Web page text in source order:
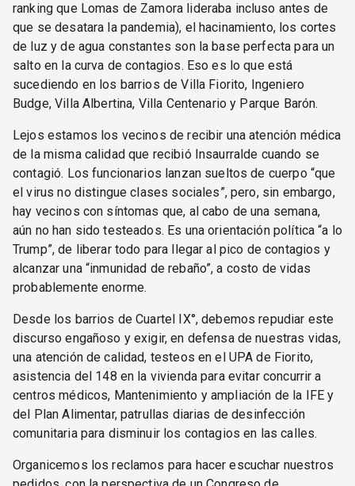
ranking que Lomas de Zamora lideraba incluso antes de
que se desatara la pandemia), el hacinamiento, los cortes
de luz y de agua constantes son la base perfecta para un
salto en la curva de contagios. Eso es lo que está
sucediendo en los barrios de Villa Fiorito, Ingeniero
Budge, Villa Albertina, Villa Centenario y Parque Barón.
Lejos estamos los vecinos de recibir una atención médica
de la misma calidad que recibió Insaurralde cuando se
contagió. Los funcionarios lanzan sueltos de cuerpo “que
el virus no distingue clases sociales”, pero, sin embargo,
hay vecinos con síntomas que, al cabo de una semana,
aún no han sido testeados. Es una orientación política “a lo
Trump”, de liberar todo para llegar al pico de contagios y
alcanzar una “inmunidad de rebaño”, a costo de vidas
probablemente enorme.
Desde los barrios de Cuartel IX°, debemos repudiar este
discurso engañoso y exigir, en defensa de nuestras vidas,
una atención de calidad, testeos en el UPA de Fiorito,
asistencia del 148 en la vivienda para evitar concurrir a
centros médicos, Mantenimiento y ampliación de la IFE y
del Plan Alimentar, patrullas diarias de desinfección
comunitaria para disminuir los contagios en las calles.
Organicemos los reclamos para hacer escuchar nuestros